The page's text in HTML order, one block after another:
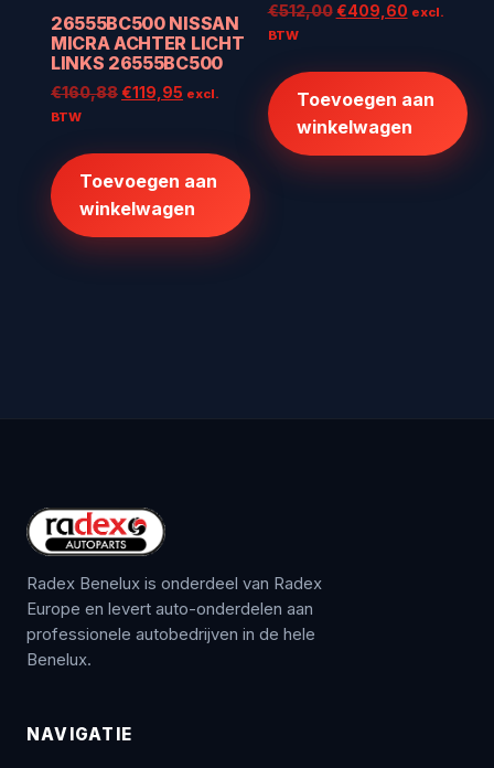
26555BC500 NISSAN
MICRA ACHTER LICHT
LINKS 26555BC500
€160,88Oorspronkelijke
€119,95 Huidige
€119,95.
excl.
BTW
Toevoegen aan
winkelwagen
€512,00 Oorspronkelijke
€409,60Huidige
€409,60.
excl.
BTW
Toevoegen aan
winkelwagen
Radex Benelux is onderdeel van Radex
Europe en levert auto-onderdelen aan
professionele autobedrijven in de hele
Benelux.
NAVIGATIE